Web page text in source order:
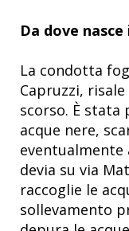
Da dove
La condotta
Capruzzi,
scorso. È
acque nere,
eventualmente
devia su via
raccoglie le
sollevamento